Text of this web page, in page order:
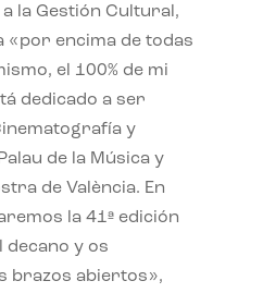
la Gestión Cultural,
«por encima de todas
el 100% de mi
dedicado a ser
y
de la Música y
de València. En
la 41ª edición
decano y os
brazos abiertos»,